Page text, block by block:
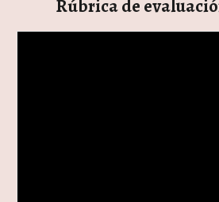
Rúbrica de